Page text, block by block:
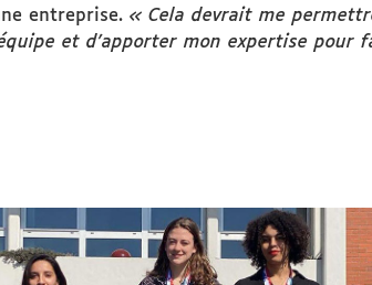
entreprise. « Cela devrait me
et d'apporter mon expertise pour